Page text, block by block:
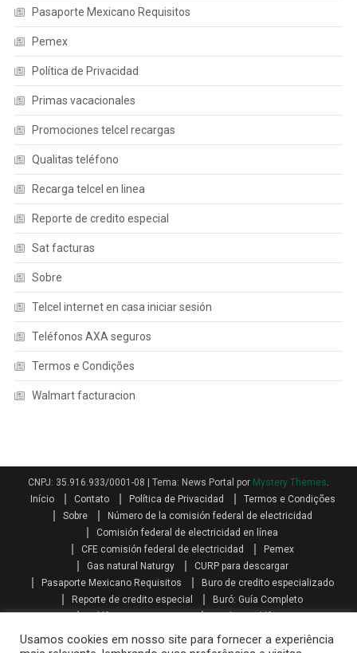
Pasaporte Mexicano Requisitos
Pemex
Política de Privacidad
Primas vacacionales
Promociones telcel recargas
Qualitas teléfono
Recarga telcel en linea
Reporte de credito especial
Sat facturas
Sobre
Telcel internet en casa iniciar sesión
Teléfonos AXA seguros
Termos e Condições
Walmart facturacion
CNPJ: 35.916.933/0001-08 Tema: News Portal por Mystery Themes.
Início
Contato Política de Privacidad
Termos e Condições
Sobre
Número de la comisión federal de electricidad
Comisión federal de electricidad en línea
CFE comisión federal de electricidad
Pemex
Gas natural Naturgy
CURP para descargar
Pasaporte Mexicano Requisitos
Buro de credito especializado
Reporte de credito especial
Buró: Guía Completo
Como se calcula el aguinaldo
Aguinaldo por Ley
Aguinaldo
Como se calcula la prima vacacional
Primas vacacionales
Usamos cookies em nosso site para fornecer a experiência